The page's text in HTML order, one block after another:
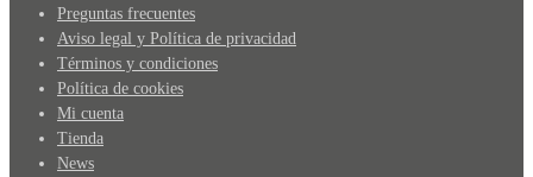
Preguntas frecuentes
Aviso legal y Política de privacidad
Términos y condiciones
Política de cookies
Mi cuenta
Tienda
News